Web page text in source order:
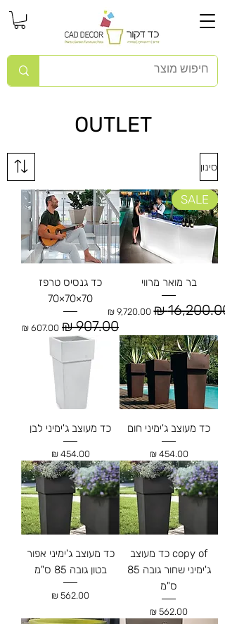
OUTLET
סינון
SALE
בר מואר מרווי
מחיר רגיל מחיר מבצע‏9,720.00 ‏₪
כד גנסיס טרפז
70×70×70
מחיר רגיל מחיר מבצע
כד מעוצב ג'ימיני חום
מחיר‏454.00 ‏₪
כד מעוצב ג'ימיני לבן
מחיר‏454.00 ‏₪
copy of כד מעוצב
ג'ימיני שחור גובה 85
ס"מ
מחיר
כד מעוצב ג'ימיני אפור
בטון גובה 85 ס"מ
מחיר